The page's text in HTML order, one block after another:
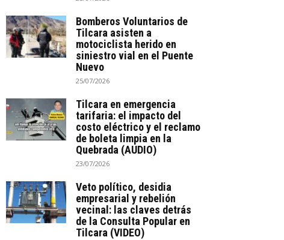
Bomberos Voluntarios de
Tilcara asisten a
motociclista herido en
siniestro vial en el Puente
Nuevo
25/07/2026
Tilcara en emergencia
tarifaria: el impacto del
costo eléctrico y el reclamo
de boleta limpia en la
Quebrada (AUDIO)
23/07/2026
Veto político, desidia
empresarial y rebelión
vecinal: las claves detrás
de la Consulta Popular en
Tilcara (VIDEO)